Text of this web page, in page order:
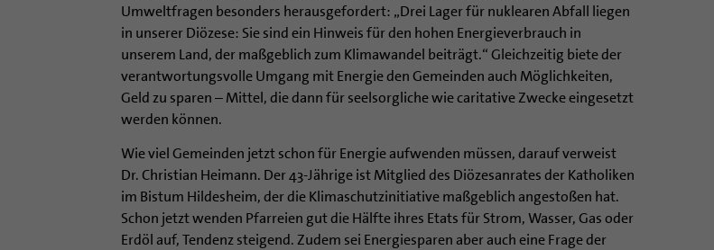
Umweltfragen besonders herausgefordert: „Drei Lager für nuklearen Abfall liegen
in unserer Diözese: Sie sind ein Hinweis für den hohen Energieverbrauch in
unserem Land, der maßgeblich zum Klimawandel beiträgt.“ Gleichzeitig biete der
verantwortungsvolle Umgang mit Energie den Gemeinden auch Möglichkeiten,
Geld zu sparen – Mittel, die dann für seelsorgliche wie caritative Zwecke eingesetzt
werden können.
Wie viel Gemeinden jetzt schon für Energie aufwenden müssen, darauf verweist
Dr. Christian Heimann. Der 43-Jährige ist Mitglied des Diözesanrates der Katholiken
im Bistum Hildesheim, der die Klimaschutzinitiative maßgeblich angestoßen hat.
Schon jetzt wenden Pfarreien gut die Hälfte ihres Etats für Strom, Wasser, Gas oder
Erdöl auf, Tendenz steigend. Zudem sei Energiesparen aber auch eine Frage der